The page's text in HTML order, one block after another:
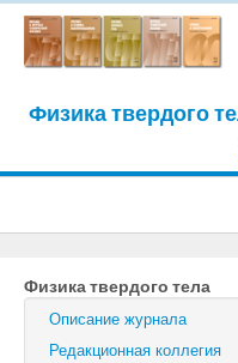
Физика твердого
Журнал технической
Письма в Журнал
Физика твердого тела
Описание журнала
Редакционная коллегия